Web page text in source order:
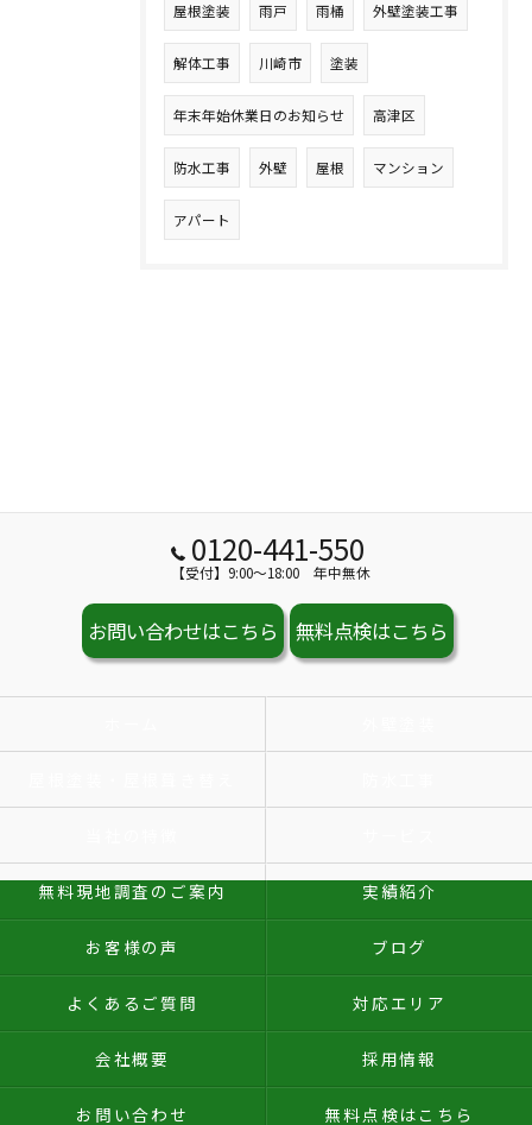
屋根塗装 雨戸 雨桶 外壁塗装工事
解体工事 川崎市 塗装
年末年始休業日のお知らせ 高津区
防水工事 外壁 屋根 マンション
アパート
0120-441-550
【受付】9:00～18:00 年中無休
お問い合わせはこちら 無料点検はこちら
無料現地調査のご案内 実績紹介
お客様の声 ブログ
よくあるご質問 対応エリア
会社概要 採用情報
お問い合わせ 無料点検はこちら